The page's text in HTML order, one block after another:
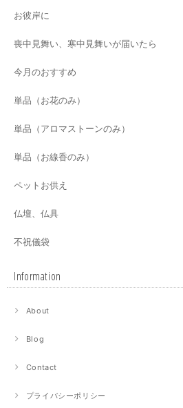
お彼岸に
喪中見舞い、寒中見舞いが届いたら
今月のおすすめ
単品（お花のみ）
単品（アロマストーンのみ）
単品（お線香のみ）
ペットお供え
仏壇、仏具
不祝儀袋
Information
About
Blog
Contact
プライバシーポリシー